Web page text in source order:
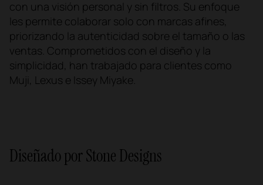
con una visión personal y sin filtros. Su enfoque
les permite colaborar solo con marcas afines,
priorizando la autenticidad sobre el tamaño o las
ventas. Comprometidos con el diseño y la
simplicidad, han trabajado para clientes como
Muji, Lexus e Issey Miyake.
Diseñado por Stone Designs